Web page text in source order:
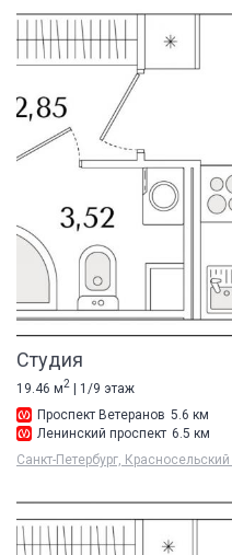
Студия
19.46 м2
| 1/9 этаж
Проспект Ветеранов 5.6 км
Ленинский проспект 6.5 км
Санкт-Петербург,